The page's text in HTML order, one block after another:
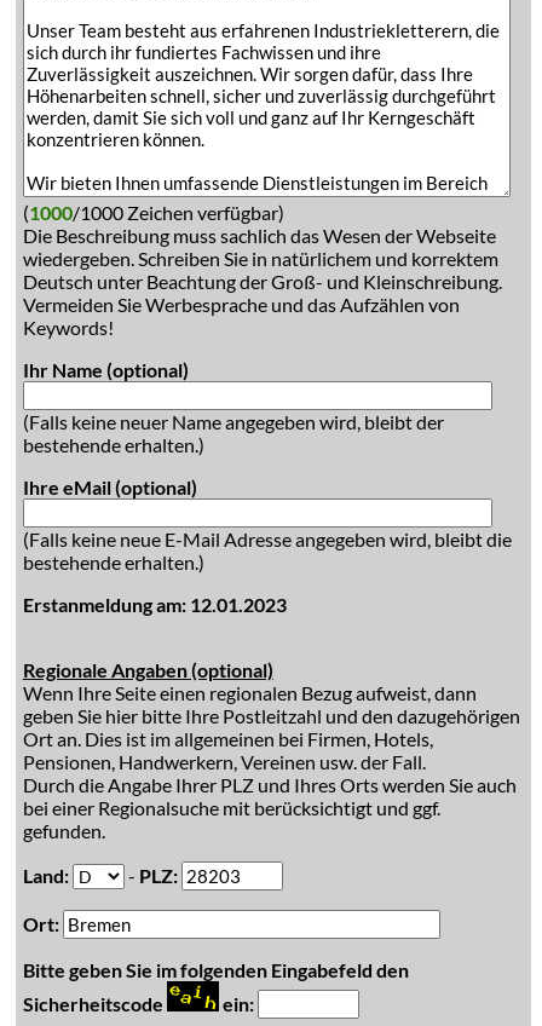
(1000/1000 Zeichen verfügbar)
Die Beschreibung muss sachlich das Wesen der Webseite
wiedergeben. Schreiben Sie in natürlichem und korrektem
Deutsch unter Beachtung der Groß- und Kleinschreibung.
Vermeiden Sie Werbesprache und das Aufzählen von
Keywords!
Ihr Name (optional)
(Falls keine neuer Name angegeben wird, bleibt der
bestehende erhalten.)
Ihre eMail (optional)
(Falls keine neue E-Mail Adresse angegeben wird, bleibt die
bestehende erhalten.)
Erstanmeldung am: 12.01.2023
Regionale Angaben (optional)
Wenn Ihre Seite einen regionalen Bezug aufweist, dann
geben Sie hier bitte Ihre Postleitzahl und den dazugehörigen
Ort an. Dies ist im allgemeinen bei Firmen, Hotels,
Pensionen, Handwerkern, Vereinen usw. der Fall.
Durch die Angabe Ihrer PLZ und Ihres Orts werden Sie auch
bei einer Regionalsuche mit berücksichtigt und ggf.
gefunden.
Land:
- PLZ:
Ort:
Bitte geben Sie im folgenden Eingabefeld den
Sicherheitscode
ein: